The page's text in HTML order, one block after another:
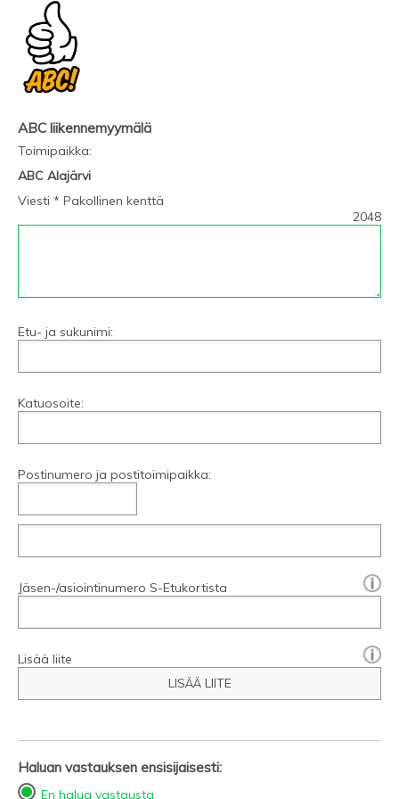
ABC liikennemyymälä
Toimipaikka:
ABC Alajärvi
Viesti * Pakollinen kenttä
2048
Etu- ja sukunimi:
Katuosoite:
Postinumero ja postitoimipaikka:
Jäsen-/asiointinumero S-Etukortista
Lisää liite
LISÄÄ LIITE
Haluan vastauksen ensisijaisesti:
En halua vastausta